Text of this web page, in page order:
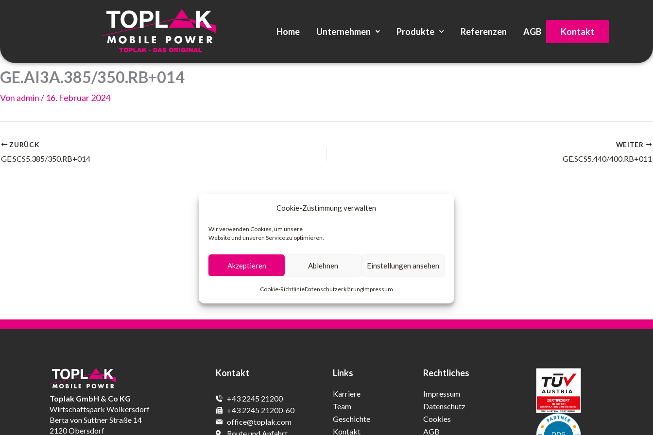
Cookie-Zustimmung verwalten
Wir verwenden Cookies, um unsere
Website und unseren Service zu optimieren.
Akzeptieren Ablehnen Einstellungen ansehen
Cookie-RichtlinieDatenschutzerklärungImpressum
Home Unternehmen Produkte Referenzen AGB Kontakt
GE.AI3A.385/350.RB+014
Von admin/ 16. Februar 2024
ZURÜCK
GE.SCS5.385/350.RB+014
WEITER
GE.SCS5.440/400.RB+011
Toplak GmbH & Co KG
Wirtschaftspark Wolkersdorf
Berta von Suttner Straße 14
2120 Obersdorf
Kontakt
+43 2245 21200
+43 2245 21200-60
office@toplak.com
Links
Karriere
Team
Geschichte
Kontakt
Rechtliches
Impressum
Datenschutz
Cookies
AGB